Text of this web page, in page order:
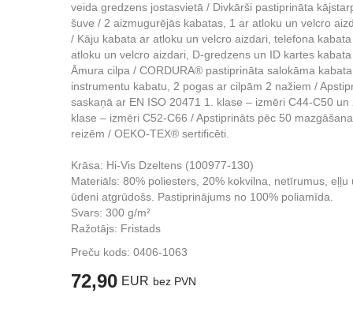
veida gredzens jostasvietā / Divkārši pastiprināta
šuve / 2 aizmugurējās kabatas, 1 ar atloku un velcro
/ Kāju kabata ar atloku un velcro aizdari, telefona
atloku un velcro aizdari, D-gredzens un ID kartes
Āmura cilpa / CORDURA® pastiprināta salokāma
instrumentu kabatu, 2 pogas ar cilpām 2 nažiem /
saskaņā ar EN ISO 20471 1. klase – izmēri C44-C50 un
klase – izmēri C52-C66 / Apstiprināts pēc 50
reizēm / OEKO-TEX® sertificēti.
Krāsa: Hi-Vis Dzeltens (100977-130)
Materiāls: 80% poliesters, 20% kokvilna, netīrumus, eļļu
ūdeni atgrūdošs. Pastiprinājums no 100% poliamīda.
Svars: 300 g/m²
Ražotājs: Fristads
Preču kods: 0406-1063
72,90 EUR bez PVN